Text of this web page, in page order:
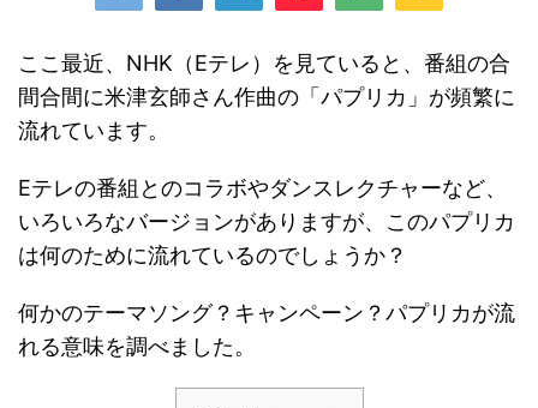
ここ最近、NHK（Eテレ）を見ていると、番組の合
間合間に米津玄師さん作曲の「パプリカ」が頻繁に
流れています。
Eテレの番組とのコラボやダンスレクチャーなど、
いろいろなバージョンがありますが、このパプリカ
は何のために流れているのでしょうか？
何かのテーマソング？キャンペーン？パプリカが流
れる意味を調べました。